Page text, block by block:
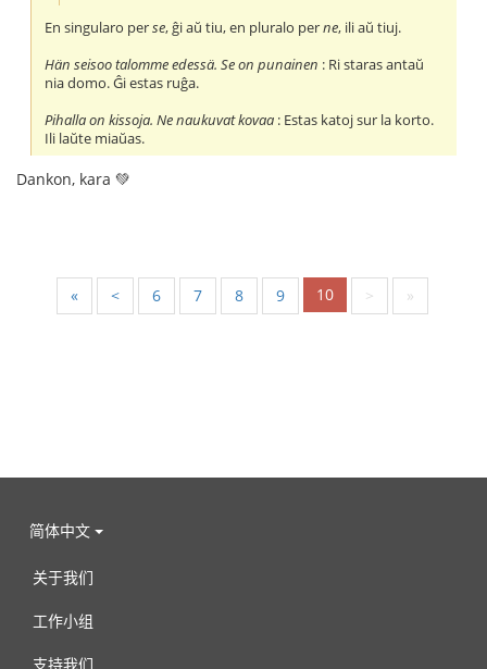
En singularo perse, ĝi aŭ tiu, en pluralo perne, ili aŭ tiuj.
Hän seisoo talomme edessä. Se on punainen : Ri staras antaŭ
nia domo. Ĝi estas ruĝa.
Pihalla on kissoja. Ne naukuvat kovaa : Estas katoj sur la korto.
Ili laŭte miaŭas.
Dankon, kara 💚
« < 6 7 8 9 10 > »
简体中文
关于我们
工作小组
支持我们